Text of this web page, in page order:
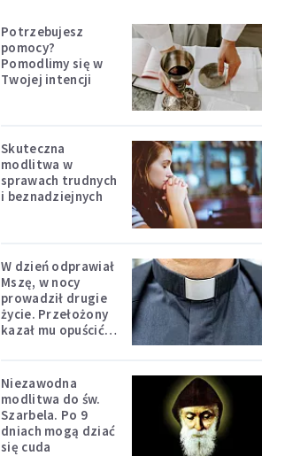
Potrzebujesz
pomocy?
Pomodlimy się w
Twojej intencji
Skuteczna
modlitwa w
sprawach trudnych
i beznadziejnych
W dzień odprawiał
Mszę, w nocy
prowadził drugie
życie. Przełożony
kazał mu opuścić
Niezawodna
modlitwa do św.
Szarbela. Po 9
dniach mogą dziać
się cuda